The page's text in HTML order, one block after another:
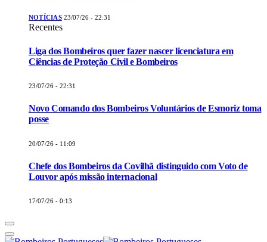
NOTÍCIAS 23/07/26 - 22:31
Recentes
Liga dos Bombeiros quer fazer nascer licenciatura em
Ciências de Proteção Civil e Bombeiros
23/07/26 - 22:31
Novo Comando dos Bombeiros Voluntários de Esmoriz toma
posse
20/07/26 - 11:09
Chefe dos Bombeiros da Covilhã distinguido com Voto de
Louvor após missão internacional
17/07/26 - 0:13